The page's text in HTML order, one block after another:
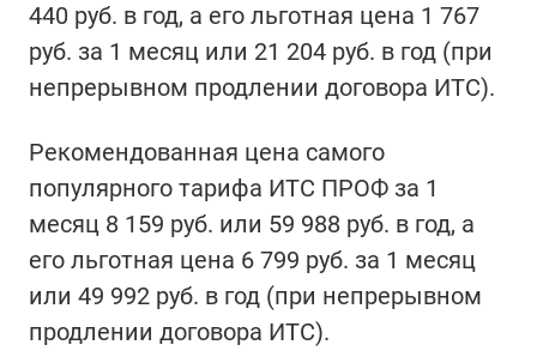
440 руб. в год, а его льготная цена 1 767
руб. за 1 месяц или 21 204 руб. в год (при
непрерывном продлении договора ИТС).
Рекомендованная цена самого
популярного тарифа ИТС ПРОФ за 1
месяц 8 159 руб. или 59 988 руб. в год, а
его льготная цена 6 799 руб. за 1 месяц
или 49 992 руб. в год (при непрерывном
продлении договора ИТС).